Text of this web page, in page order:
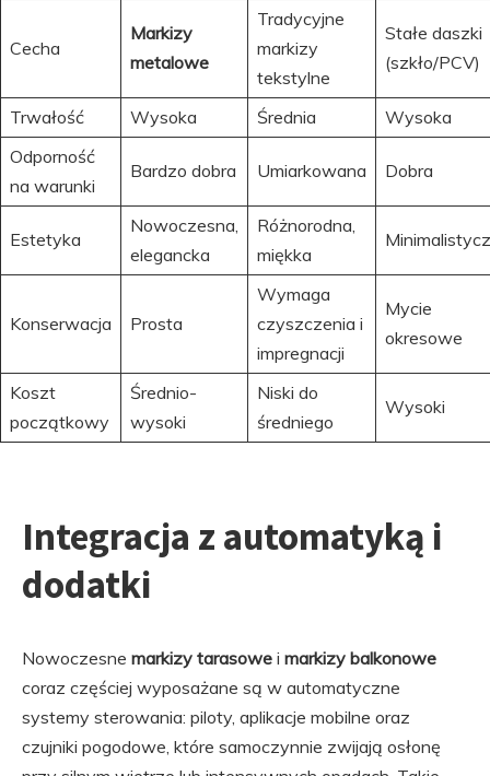
Cecha
Markizy
metalowe
Tradycyjne
markizy
tekstylne
Stałe daszki
(szkło/PCV)
Trwałość Wysoka Średnia
Wysoka
Odporność
na warunki
Bardzo dobra Umiarkowana Dobra
Estetyka
Nowoczesna,
elegancka
Różnorodna,
miękka
Konserwacja Prosta
Wymaga
czyszczenia i
impregnacji
Mycie
okresowe
Koszt
początkowy
Średnio-
wysoki
Niski do
średniego
Wysoki
Integracja z automatyką i
dodatki
Nowoczesne markizy tarasowe i markizy balkonowe
coraz częściej wyposażane są w automatyczne
systemy sterowania: piloty, aplikacje mobilne oraz
czujniki pogodowe, które samoczynnie zwijają osłonę